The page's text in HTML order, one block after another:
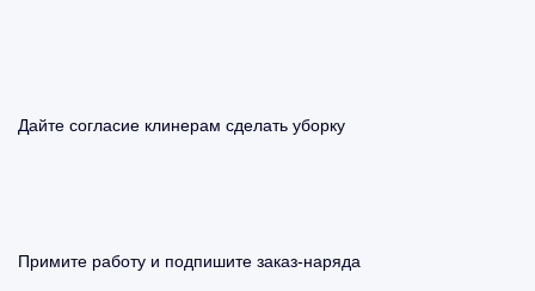
Дайте согласие клинерам сделать уборку
Примите работу и подпишите заказ-наряда